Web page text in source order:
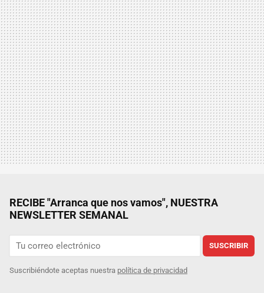
RECIBE "Arranca que nos vamos", NUESTRA
NEWSLETTER SEMANAL
SUSCRIBIR
Suscribiéndote aceptas nuestra política de privacidad